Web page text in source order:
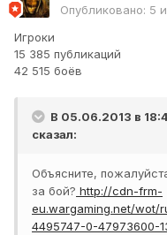
Опубликовано: 5
Игроки
15 385 публикаций
42 515 боёв
В 05.06.2013 в
сказал:
Объясните,
за бой? http://cdn-frm-
eu.wargaming.net/wot/
4495747-0-47973600-